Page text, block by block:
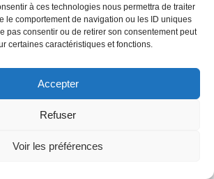
à ces technologies nous permettra de traiter
le comportement de navigation ou les ID uniques
pas consentir ou de retirer son consentement peut
certaines caractéristiques et fonctions.
Accepter
Refuser
Voir les préférences